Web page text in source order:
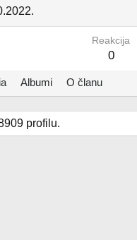
Reakcija
0
Albumi O članu
profilu.